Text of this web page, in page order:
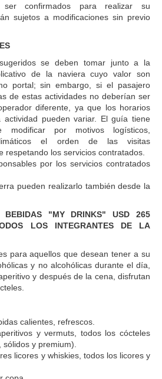
confirmados para realizar su
sujetos a modificaciones sin previo
se deben tomar junto a la
de la naviera cuyo valor son
portal; sin embargo, si el pasajero
de estas actividades no deberían ser
diferente, ya que los horarios
actividad pueden variar. El guía tiene
modificar por motivos logísticos,
el orden de las visitas
respetando los servicios contratados.
por los servicios contratados
pueden realizarlo también desde la
BEBIDAS "MY DRINKS" USD 265
LOS INTEGRANTES DE LA
para aquellos que desean tener a su
y no alcohólicas durante el día,
y después de la cena, disfrutan
calientes, refrescos.
y vermuts, todos los cócteles
y premium).
licores y whiskies, todos los licores y